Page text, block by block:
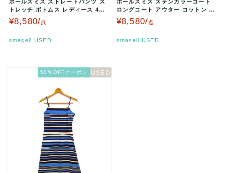
ポールスミス ストレートパンツ ス
トレッチ ボトムス レディース 40
サイズ ブルー Paul Sm…
¥8,580/点
smasell.USED
ポールスミス ステンカラーコート
ロングコート アウター コットン レ
ディース 38サイズ グレー …
¥8,580/点
smasell.USED
50％OFFクーポン